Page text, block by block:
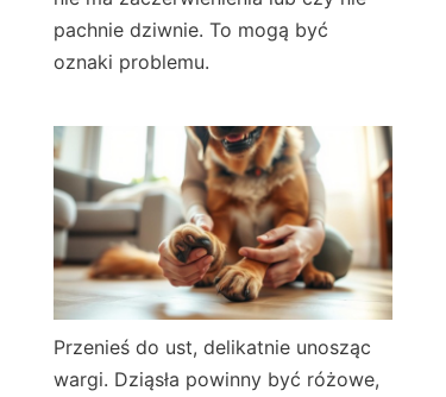
pachnie dziwnie. To mogą być
oznaki problemu.
Przenieś do ust, delikatnie unosząc
wargi. Dziąsła powinny być różowe,